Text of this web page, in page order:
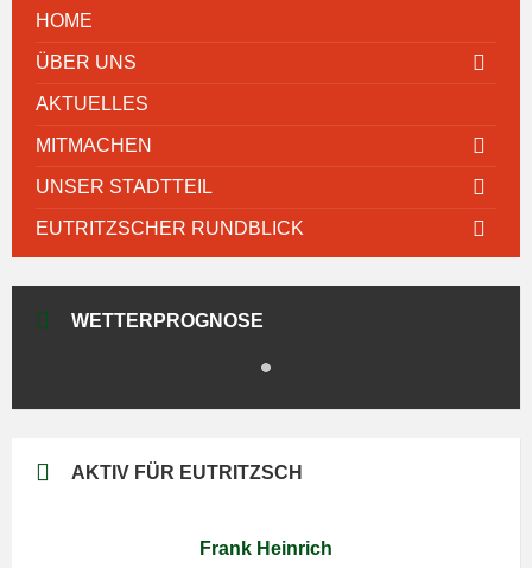
HOME
ÜBER UNS
AKTUELLES
MITMACHEN
UNSER STADTTEIL
EUTRITZSCHER RUNDBLICK
WETTERPROGNOSE
AKTIV FÜR EUTRITZSCH
Frank Heinrich